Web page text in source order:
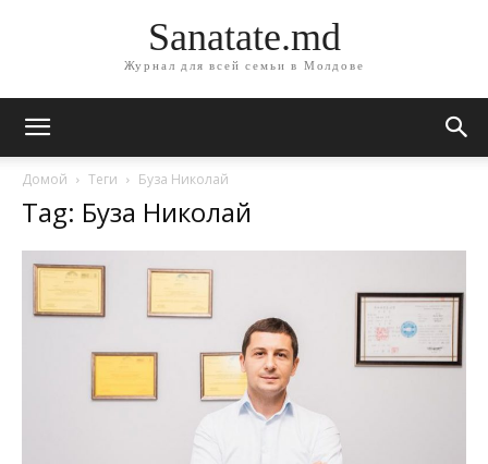
Sanatate.md
Журнал для всей семьи в Молдове
Домой Теги Буза Николай
Tag: Буза Николай